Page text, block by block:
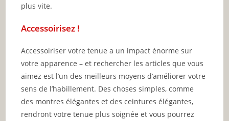
plus vite.
Accessoirisez !
Accessoiriser votre tenue a un impact énorme sur
votre apparence – et rechercher les articles que vous
aimez est l’un des meilleurs moyens d’améliorer votre
sens de l’habillement. Des choses simples, comme
des montres élégantes et des ceintures élégantes,
rendront votre tenue plus soignée et vous pourrez